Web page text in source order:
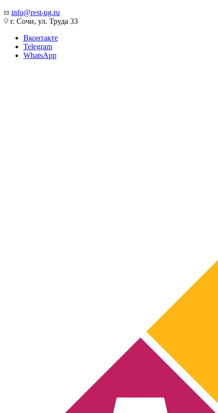
info@rest-ug.ru
г. Сочи, ул. Труда 33
Вконтакте
Telegram
WhatsApp